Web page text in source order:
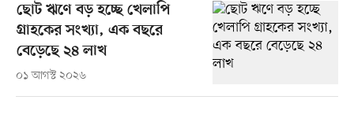
ছোট ঋণে বড় হচ্ছে খেলাপি
গ্রাহকের সংখ্যা, এক বছরে
বেড়েছে ২৪ লাখ
০১ আগস্ট ২০২৬